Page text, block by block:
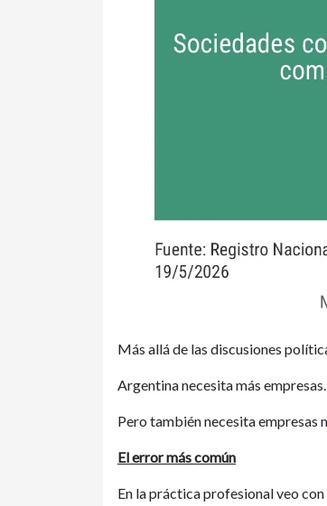
Más allá de las discusiones
Argentina necesita más empresas.
Pero también necesita empresas
El error más común
En la práctica profesional veo